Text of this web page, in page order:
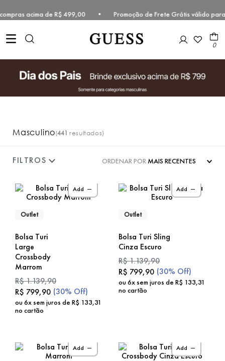
acima de R$ 499,00 • Promoção de Frete Grátis válido
0
Masculino 441
ORDENAR POR MAIS RECENTES
Add
Outlet
Bolsa Turi
Large
Crossbody
Marrom
R$1.139,90
R$ 799,90 (30% Off)
ou6x sem juros de R$ 133,31
no cartão
Add
Outlet
Bolsa Turi Sling
Cinza Escuro
R$1.139,90
R$ 799,90 (30% Off)
ou6x sem juros de R$ 133,31
no cartão
Add Add